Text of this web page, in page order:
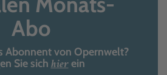
Abo
Abonnent von Opernwelt?
Sie sich hierein